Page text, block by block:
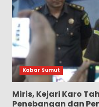
Kabar Sumut
Miris, Kejari Karo
Penebangan dan